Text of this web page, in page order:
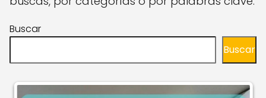
Buscar
Buscar